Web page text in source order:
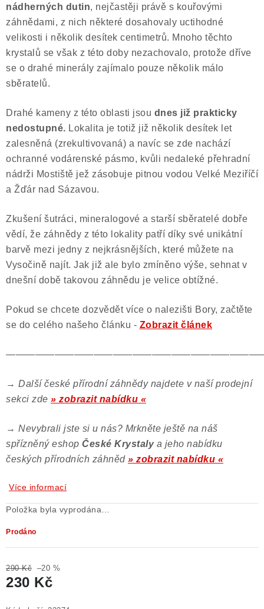
nádherných dutin, nejčastěji právě s kouřovými
záhnědami, z nich některé dosahovaly uctihodné
velikosti i několik desítek centimetrů. Mnoho těchto
krystalů se však z této doby nezachovalo, protože dříve
se o drahé minerály zajímalo pouze několik málo
sběratelů.
Drahé kameny z této oblasti jsou dnes již prakticky
nedostupné. Lokalita je totiž již několik desítek let
zalesněná (zrekultivovaná) a navíc se zde nachází
ochranné vodárenské pásmo, kvůli nedaleké přehradní
nádrži Mostiště jež zásobuje pitnou vodou Velké Meziříčí
a Žďár nad Sázavou.
Zkušení šutráci, mineralogové a starší sběratelé dobře
vědí, že záhnědy z této lokality patří díky své unikátní
barvě mezi jedny z nejkrásnějších, které můžete na
Vysočině najít. Jak již ale bylo zmíněno výše, sehnat v
dnešní době takovou záhnědu je velice obtížné.
Pokud se chcete dozvědět více o nalezišti Bory, začtěte
se do celého našeho článku - Zobrazit článek
→ Další české přírodní záhnědy najdete v naší prodejní
sekci zde » zobrazit nabídku «
→ Nevybrali jste si u nás? Mrkněte ještě na náš
spřízněný eshop České Krystaly a jeho nabídku
českých přírodních záhněd » zobrazit nabídku «
Více informací
Položka byla vyprodána…
Prodáno
290 Kč –20 %
230 Kč